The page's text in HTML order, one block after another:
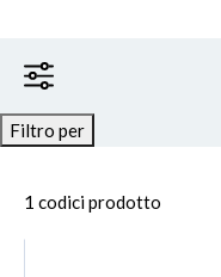
Filtro per
1 codici prodotto